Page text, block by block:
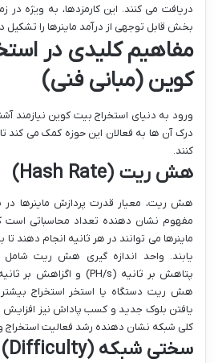
دریافت می کنند. این کارمزدها، به ویژه در
بخش قابل توجهی از درآمد ماینرها را تشکیل
مفاهیم کلیدی در
کوین (مبانی فنی)
ورود به دنیای استخراج بیت کوین نیازمند
درک آن ها به فعالان این حوزه کمک می کند
کنند.
هش ریت (Hash Rate)
هش ریت، معیار قدرت پردازش ماینرها
مفهوم نشان دهنده تعداد محاسباتی است
ماینرها می توانند در هر ثانیه انجام دهند
هش ریت دستگاه یا استخر استخراج
یافتن بلوک جدید و کسب پاداش نیز
کلی شبکه نشان دهنده رشد فعالیت استخراج
سختی شبکه (Difficulty)